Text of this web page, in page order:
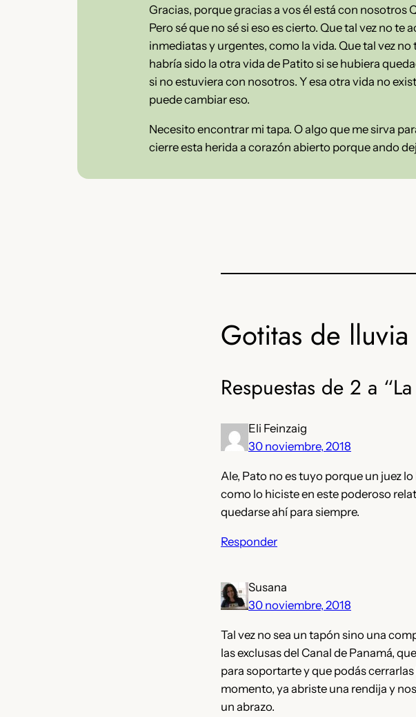
Gracias, porque gracias a vos él está con nosotros
Pero sé que no sé si eso es cierto. Que tal vez no
inmediatas y urgentes, como la vida. Que tal vez
habría sido la otra vida de Patito si se hubiera
si no estuviera con nosotros. Y esa otra vida no
puede cambiar eso.
Necesito encontrar mi tapa. O algo que me sirva
cierre esta herida a corazón abierto porque ando
Gotitas de lluvia
Respuestas de 2 a
Eli Feinzaig
30 noviembre, 2018
Ale, Pato no es tuyo porque un juez
como lo hiciste en este poderoso
quedarse ahí para siempre.
Responder
Susana
30 noviembre, 2018
Tal vez no sea un tapón sino una
las exclusas del Canal de Panamá,
para soportarte y que podás
momento, ya abriste una rendija y
un abrazo.